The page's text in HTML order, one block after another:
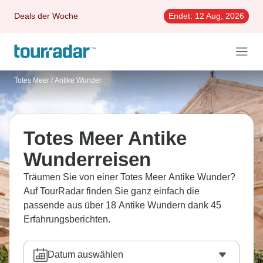
Deals der Woche Endet: 12 Aug, 2026
Totes Meer / Antike Wunder
Totes Meer Antike
Wunderreisen
Träumen Sie von einer Totes Meer Antike Wunder?
Auf TourRadar finden Sie ganz einfach die
passende aus über 18 Antike Wundern dank 45
Erfahrungsberichten.
Datum auswählen